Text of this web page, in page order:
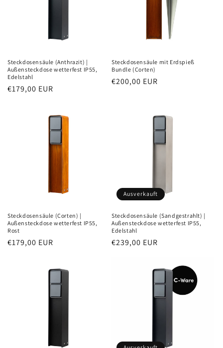
Steckdosensäule (Anthrazit) |
Außensteckdose wetterfest IP55,
Edelstahl
Normaler
€179,00 EUR
Steckdosensäule mit Erdspieß
Bundle (Corten)
Normaler
€200,00 EUR
Steckdosensäule (Corten) |
Außensteckdose wetterfest IP55,
Rost
Normaler
€179,00 EUR
Ausverkauft
Steckdosensäule (Sandgestrahlt) |
Außensteckdose wetterfest IP55,
Edelstahl
Normaler
€239,00 EUR